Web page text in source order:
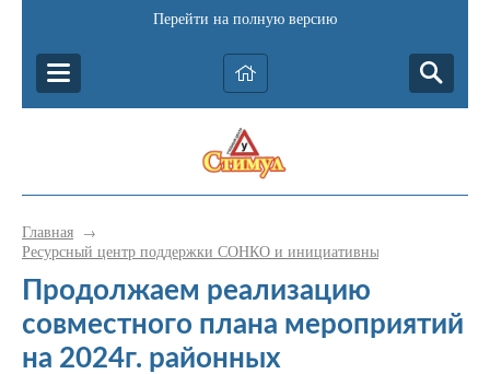
Перейти на полную версию
Главная →
Ресурсный центр поддержки СОНКО и инициативных граждан
Продолжаем реализацию
совместного плана мероприятий
на 2024г. районных